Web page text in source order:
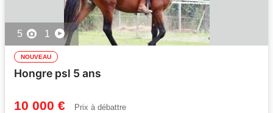
5 1
NOUVEAU
Hongre psl 5 ans
10 000 € Prix à débattre